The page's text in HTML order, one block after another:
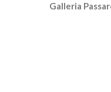
Galleria